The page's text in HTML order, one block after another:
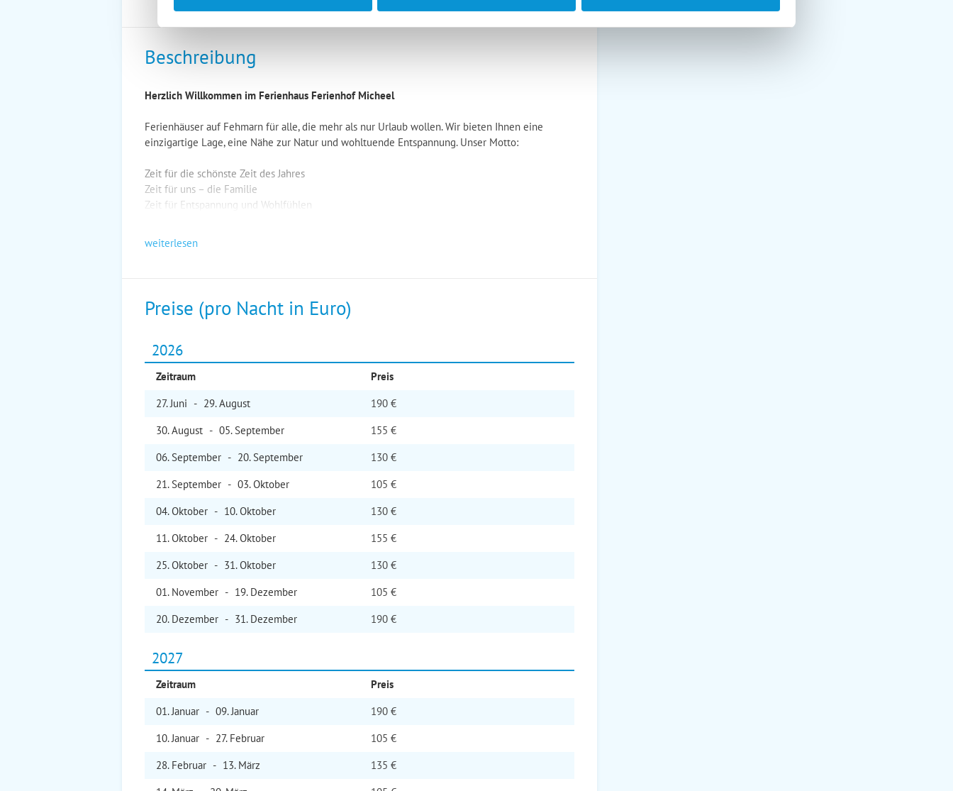
Beschreibung
Herzlich Willkommen im Ferienhaus Ferienhof Micheel
Ferienhäuser auf Fehmarn für alle, die mehr als nur Urlaub wollen. Wir bieten Ihnen eine
einzigartige Lage, eine Nähe zur Natur und wohltuende Entspannung. Unser Motto:
Zeit für die schönste Zeit des Jahres
Zeit für uns – die Familie
Zeit für Entspannung und Wohlfühlen
weiterlesen
Preise (pro Nacht in Euro)
2026
Zeitraum
Preis
27. Juni - 29. August
190 €
30. August - 05. September
155 €
06. September - 20. September
130 €
21. September - 03. Oktober
105 €
04. Oktober - 10. Oktober
130 €
11. Oktober - 24. Oktober
155 €
25. Oktober - 31. Oktober
130 €
01. November - 19. Dezember
105 €
20. Dezember - 31. Dezember 190 €
2027
Zeitraum
Preis
01. Januar - 09. Januar
190 €
10. Januar - 27. Februar
105 €
28. Februar - 13. März
135 €